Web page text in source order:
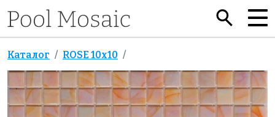
Каталог ROSE 10x10